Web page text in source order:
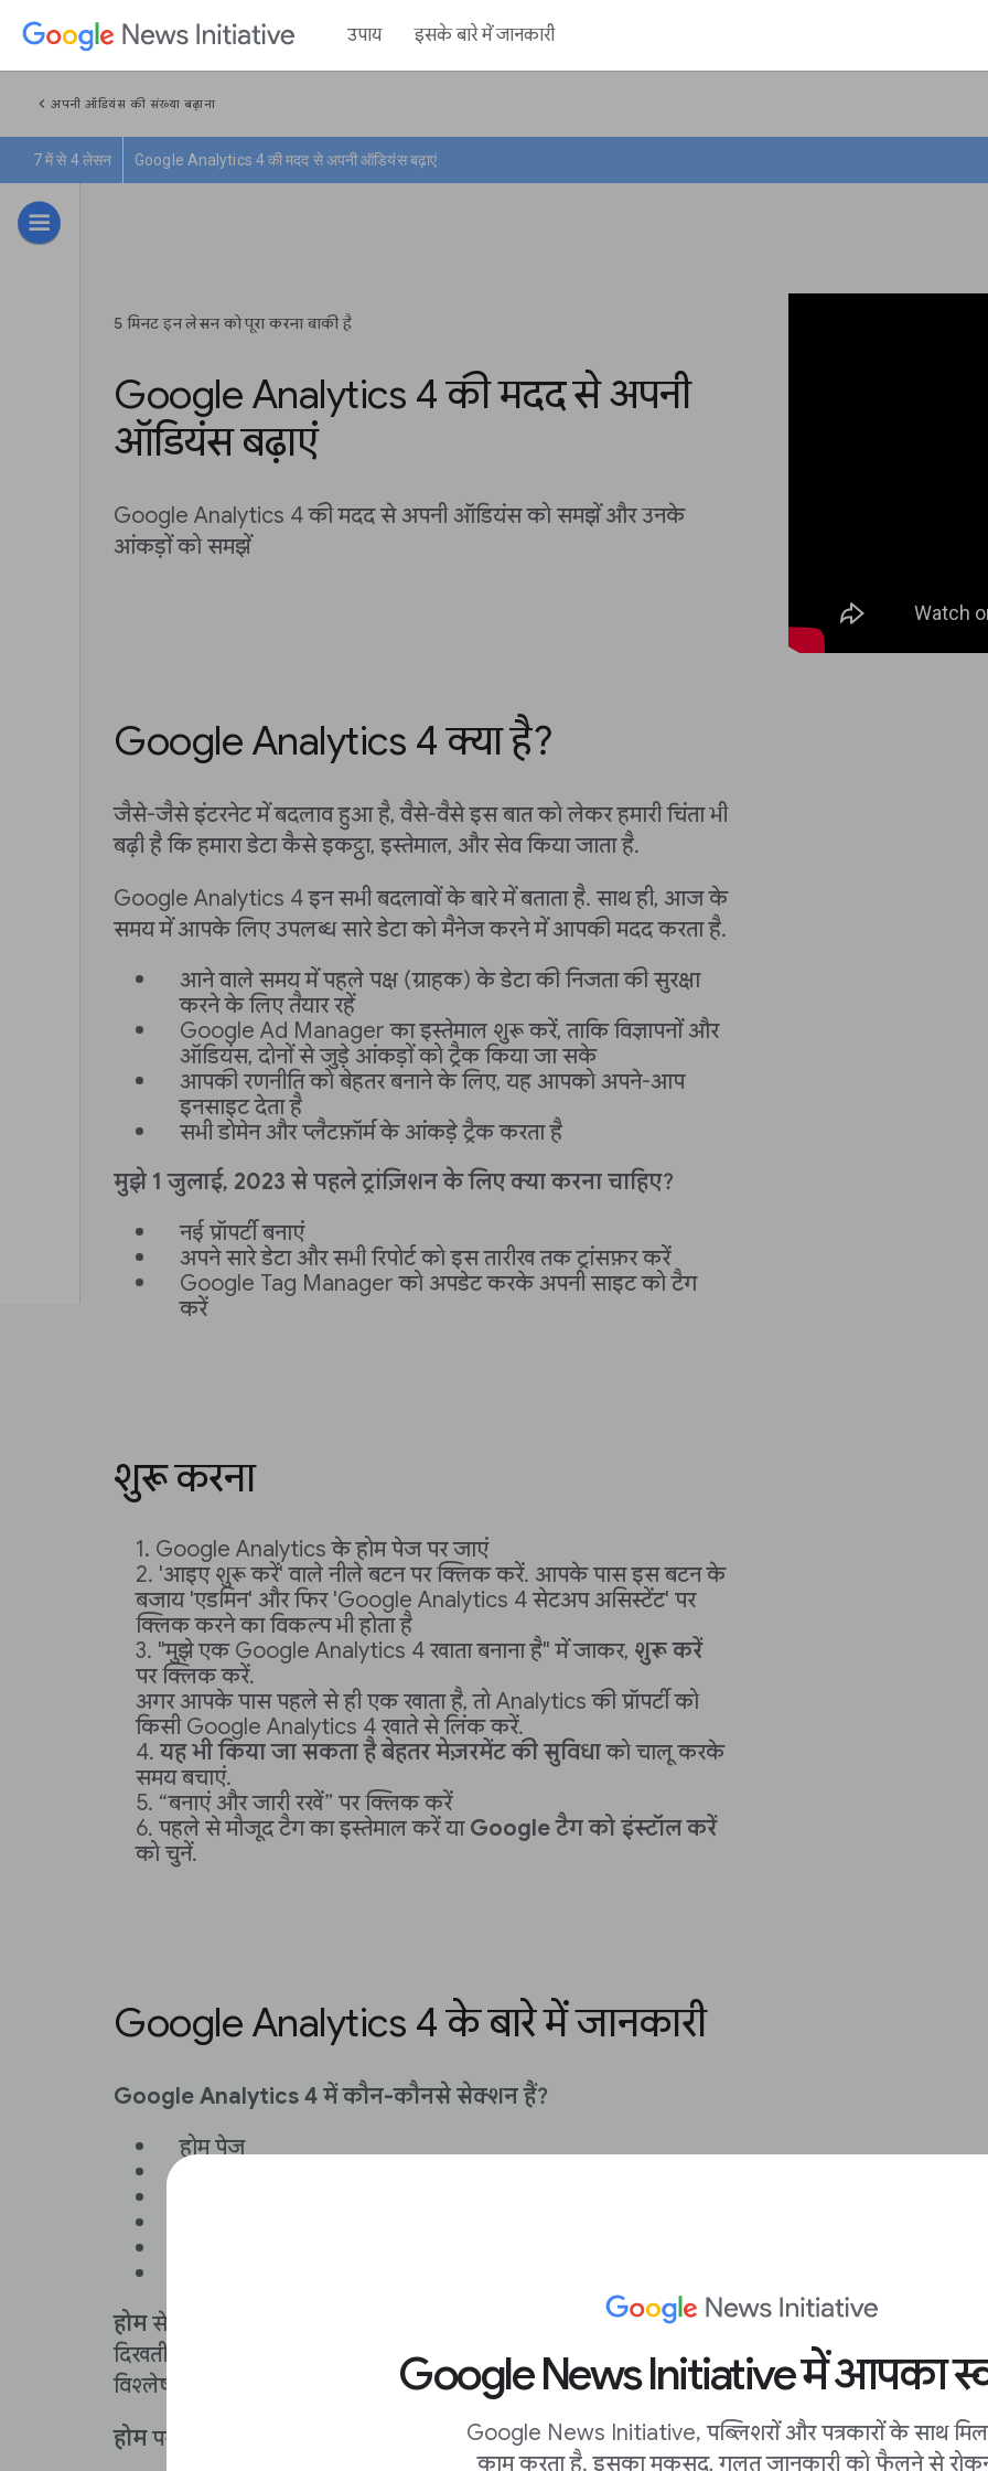
उपाय इसके बारे में जानकारी
Google News Initiative में आपका
Google News Initiative, पब्लिशरों और पत्रकारों के साथ
काम करता है. इसका मकसद, गलत जानकारी को फैलने से
chevron_left अपनी ऑडियंस की संख्या बढ़ाना
7 में से 4 लेसन Google Analytics 4 की मदद से अपनी ऑडियंस बढ़ाएं
5 मिनट इन लेसन को पूरा करना बाकी है
Google Analytics 4 की मदद से अपनी
ऑडियंस बढ़ाएं
Google Analytics 4 की मदद से अपनी ऑडियंस को समझें और उनके
आंकड़ों को समझें
Google Analytics 4 क्या है?
जैसे-जैसे इंटरनेट में बदलाव हुआ है, वैसे-वैसे इस बात को लेकर हमारी चिंता भी
बढ़ी है कि हमारा डेटा कैसे इकट्ठा, इस्तेमाल, और सेव किया जाता है.
Google Analytics 4 इन सभी बदलावों के बारे में बताता है. साथ ही, आज के
समय में आपके लिए उपलब्ध सारे डेटा को मैनेज करने में आपकी मदद करता है.
आने वाले समय में पहले पक्ष (ग्राहक) के डेटा की निजता की सुरक्षा
करने के लिए तैयार रहें
Google Ad Manager का इस्तेमाल शुरू करें, ताकि विज्ञापनों और
ऑडियंस, दोनों से जुड़े आंकड़ों को ट्रैक किया जा सके
आपकी रणनीति को बेहतर बनाने के लिए, यह आपको अपने-आप
इनसाइट देता है
सभी डोमेन और प्लैटफ़ॉर्म के आंकड़े ट्रैक करता है
मुझे 1 जुलाई, 2023 से पहले ट्रांज़िशन के लिए क्या करना चाहिए?
नई प्रॉपर्टी बनाएं
अपने सारे डेटा और सभी रिपोर्ट को इस तारीख तक ट्रांसफ़र करें
Google Tag Manager को अपडेट करके अपनी साइट को टैग
करें
शुरू करना
Google Analytics के होम पेज पर जाएं
'आइए शुरू करें' वाले नीले बटन पर क्लिक करें. आपके पास इस बटन के
बजाय 'एडमिन' और फिर 'Google Analytics 4 सेटअप असिस्टेंट' पर
क्लिक करने का विकल्प भी होता है
"मुझे एक Google Analytics 4 खाता बनाना है" में जाकर, शुरू करें
पर क्लिक करें.
अगर आपके पास पहले से ही एक खाता है, तो Analytics की प्रॉपर्टी को
किसी Google Analytics 4 खाते से लिंक करें.
यह भी किया जा सकता है बेहतर मेज़रमेंट की सुविधाको चालू करके
समय बचाएं.
“बनाएं और जारी रखें” पर क्लिक करें
पहले से मौजूद टैग का इस्तेमाल करें या Google टैग को इंस्टॉल करें
को चुनें.
Google Analytics 4 के बारे में जानकारी
Google Analytics 4 में कौन-कौनसे सेक्शन हैं?
होम पेज
होमसेक्शन में, आपकी साइट की पिछले सात दिनों की परफ़ॉर्मेंस की जानकारी
दिखती है.
में, मशीन लर्निंग का इस्तेमाल करके आपके डेटा का
विश्लेषण किया जाता है.
होमपर इनकी जानकारी देखी जा सकती है: